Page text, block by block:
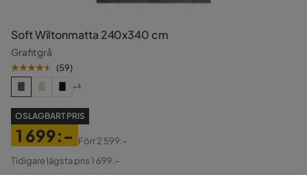
Soft Wiltonmatta 240x340 cm
Grafitgrå
(59)
+4
OSLAGBART PRIS
Pris
1 699:-
Original
Förr2 599:-
Tidigare lägsta pris 1 699:-